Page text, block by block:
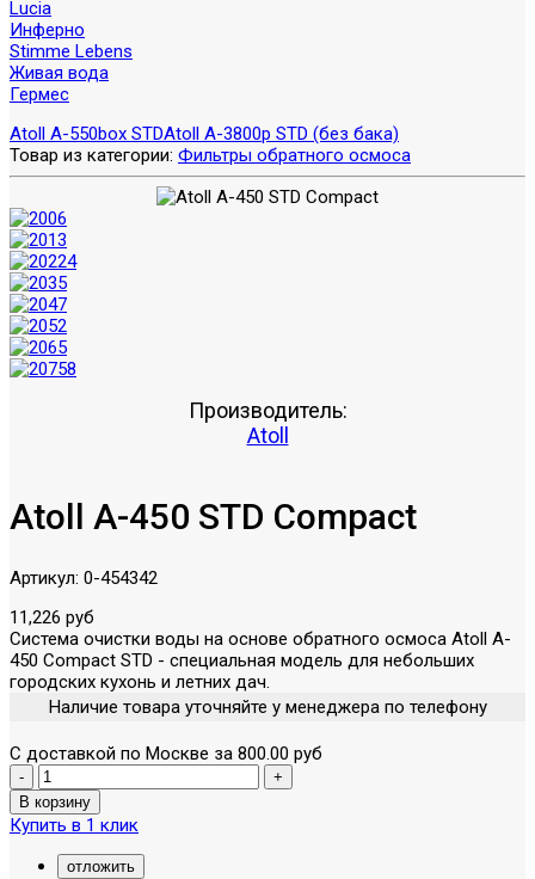
Lucia
Инферно
Stimme Lebens
Живая вода
Гермес
Atoll A-550box STDAtoll A-3800p STD (без бака)
Товар из категории: Фильтры обратного осмоса
Производитель:
Atoll
Atoll A-450 STD Compact
Артикул: 0-454342
11,226 руб
Система очистки воды на основе обратного осмоса Atoll A-
450 Compact STD - специальная модель для небольших
городских кухонь и летних дач.
Наличие товара уточняйте у менеджера по телефону
С доставкой по Москве за 800.00 руб
Купить в 1 клик
отложить